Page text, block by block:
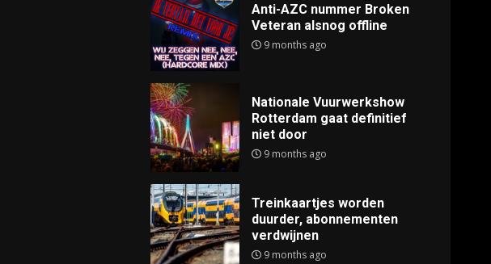
Anti-AZC nummer Broken
Veteran alsnog offline
9 months ago
Nationale Vuurwerkshow
Rotterdam gaat definitief
niet door
9 months ago
Treinkaartjes worden
duurder, abonnementen
verdwijnen
9 months ago